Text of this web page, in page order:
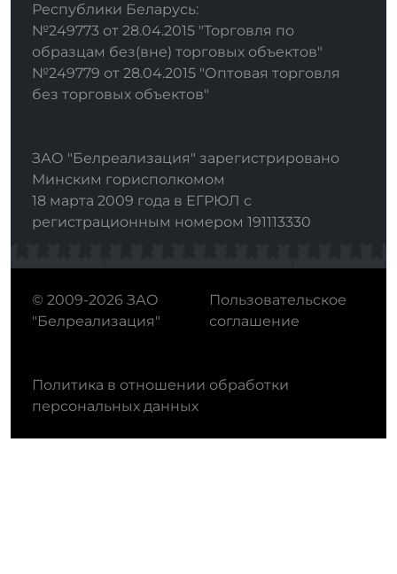
Республики Беларусь:
№249773 от 28.04.2015 "Торговля по
образцам без(вне) торговых объектов"
№249779 от 28.04.2015 "Оптовая торговля
без торговых объектов"
ЗАО "Белреализация" зарегистрировано
Минским горисполкомом
18 марта 2009 года в ЕГРЮЛ с
регистрационным номером 191113330
© 2009-2026 ЗАО
"Белреализация"
Пользовательское
соглашение
Политика в отношении обработки
персональных данных